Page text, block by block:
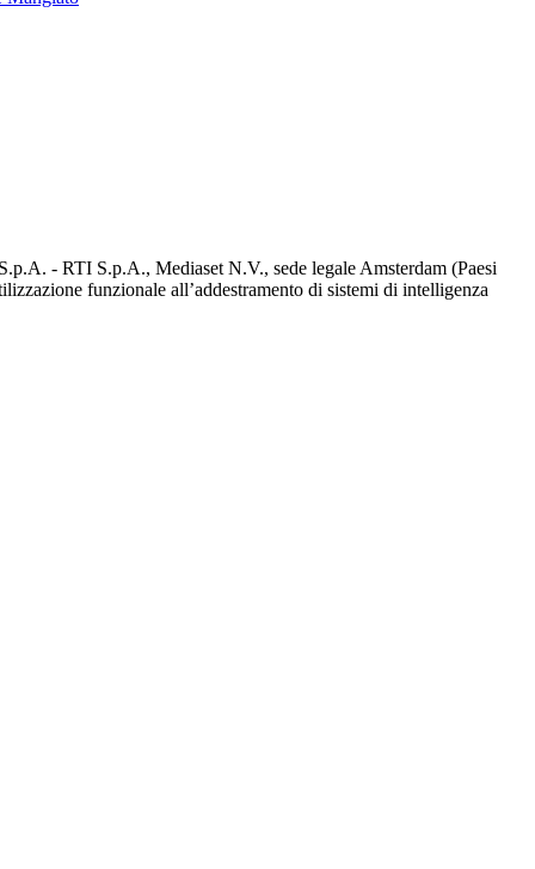
- RTI S.p.A., Mediaset N.V., sede legale Amsterdam (Paesi
funzionale all’addestramento di sistemi di intelligenza